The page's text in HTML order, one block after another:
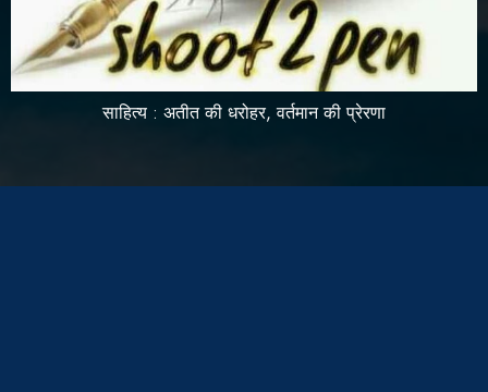
साहित्य : अतीत की धरोहर, वर्तमान की प्रेरणा